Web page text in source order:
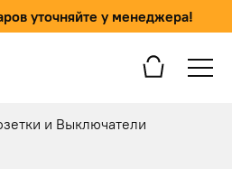
уточняйте у менеджера!
и Выключатели